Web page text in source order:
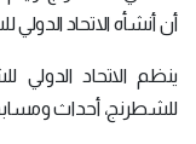
أن أنشأه الاتحاد الدولي
للشطرنج، أحداث